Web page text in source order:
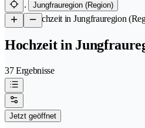
Jungfrauregion (Region)
/Hochzeit in Jungfrauregion
Hochzeit in
37 Ergebnisse
Jetzt geöffnet